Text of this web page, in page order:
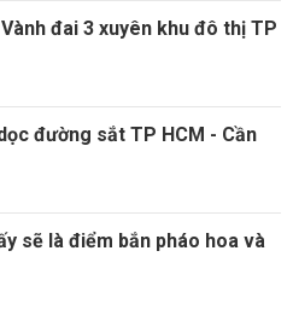
đai 3 xuyên khu đô thị TP
đường sắt TP HCM - Cần
sẽ là điểm bắn pháo hoa và